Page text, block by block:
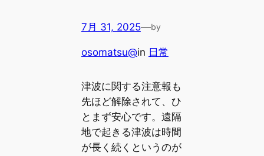
7月 31, 2025—by
osomatsu@in 日常
津波に関する注意報も
先ほど解除されて、ひ
とまず安心です。遠隔
地で起きる津波は時間
が長く続くというのが